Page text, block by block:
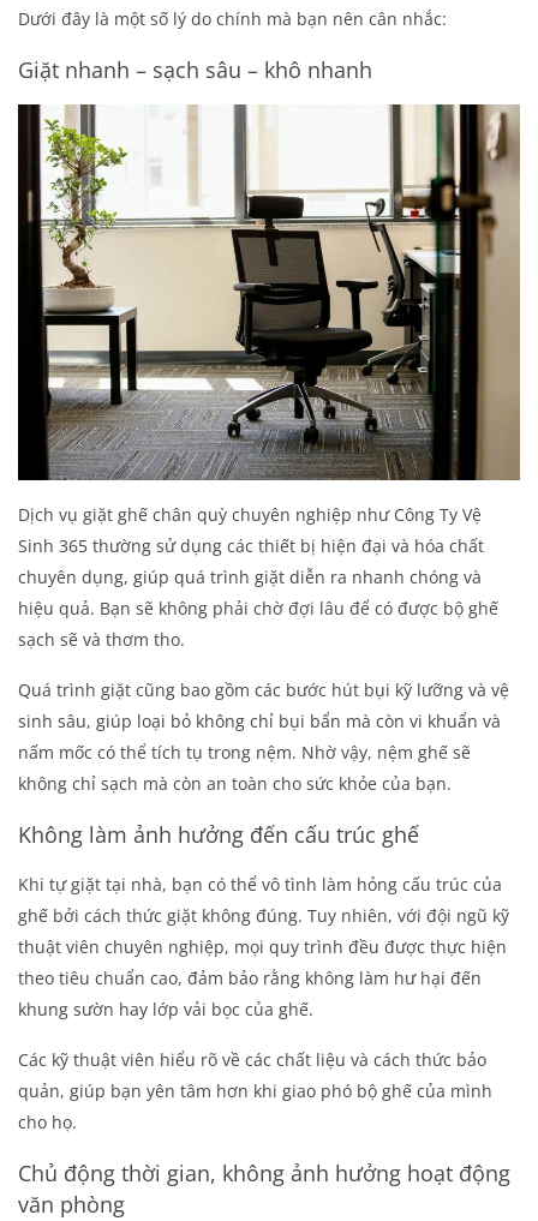
Dưới đây là một số lý do chính mà bạn nên cân nhắc:
Giặt nhanh – sạch sâu – khô nhanh
Dịch vụ giặt ghế chân quỳ chuyên nghiệp như Công Ty Vệ
Sinh 365 thường sử dụng các thiết bị hiện đại và hóa chất
chuyên dụng, giúp quá trình giặt diễn ra nhanh chóng và
hiệu quả. Bạn sẽ không phải chờ đợi lâu để có được bộ ghế
sạch sẽ và thơm tho.
Quá trình giặt cũng bao gồm các bước hút bụi kỹ lưỡng và vệ
sinh sâu, giúp loại bỏ không chỉ bụi bẩn mà còn vi khuẩn và
nấm mốc có thể tích tụ trong nệm. Nhờ vậy, nệm ghế sẽ
không chỉ sạch mà còn an toàn cho sức khỏe của bạn.
Không làm ảnh hưởng đến cấu trúc ghế
Khi tự giặt tại nhà, bạn có thể vô tình làm hỏng cấu trúc của
ghế bởi cách thức giặt không đúng. Tuy nhiên, với đội ngũ kỹ
thuật viên chuyên nghiệp, mọi quy trình đều được thực hiện
theo tiêu chuẩn cao, đảm bảo rằng không làm hư hại đến
khung sườn hay lớp vải bọc của ghế.
Các kỹ thuật viên hiểu rõ về các chất liệu và cách thức bảo
quản, giúp bạn yên tâm hơn khi giao phó bộ ghế của mình
cho họ.
Chủ động thời gian, không ảnh hưởng hoạt động
văn phòng